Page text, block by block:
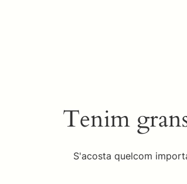
Tenim
S'acosta quelcom